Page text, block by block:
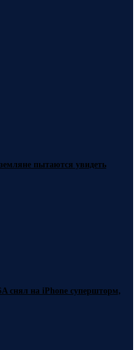
пытаются увидеть
снял на iPhone супершторм,